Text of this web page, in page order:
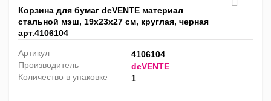
Корзина для бумаг deVENTE материал
стальной мэш, 19x23x27 см, круглая, черная
арт.4106104
Артикул
4106104
Производитель
deVENTE
Количество в упаковке
1